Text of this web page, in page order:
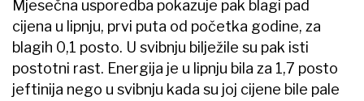
Mjesečna usporedba pokazuje pak blagi pad
cijena u lipnju, prvi puta od početka godine, za
blagih 0,1 posto. U svibnju bilježile su pak isti
postotni rast. Energija je u lipnju bila za 1,7 posto
jeftinija nego u svibnju kada su joj cijene bile pale